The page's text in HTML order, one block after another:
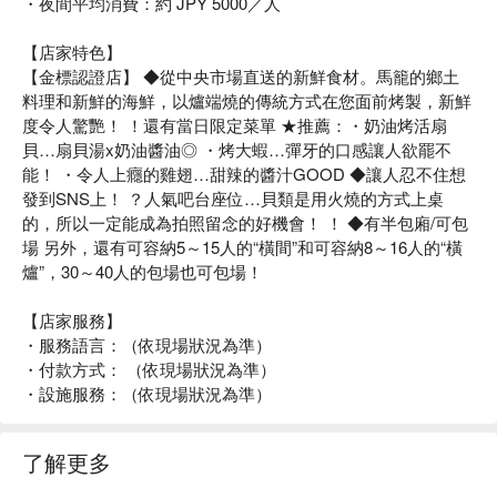
【店家特色】
【金標認證店】 ◆從中央市場直送的新鮮食材。馬籠的鄉土
料理和新鮮的海鮮，以爐端燒的傳統方式在您面前烤製，新鮮
度令人驚艷！ ！還有當日限定菜單 ★推薦：・奶油烤活扇
貝…扇貝湯x奶油醬油◎ ・烤大蝦…彈牙的口感讓人欲罷不
能！ ・令人上癮的雞翅…甜辣的醬汁GOOD ◆讓人忍不住想
發到SNS上！ ？人氣吧台座位…貝類是用火燒的方式上桌
的，所以一定能成為拍照留念的好機會！ ！ ◆有半包廂/可包
場 另外，還有可容納5～15人的“橫間”和可容納8～16人的“橫
爐”，30～40人的包場也可包場！
【店家服務】
・服務語言：（依現場狀況為準）
・付款方式： （依現場狀況為準）
・設施服務：（依現場狀況為準）
了解更多